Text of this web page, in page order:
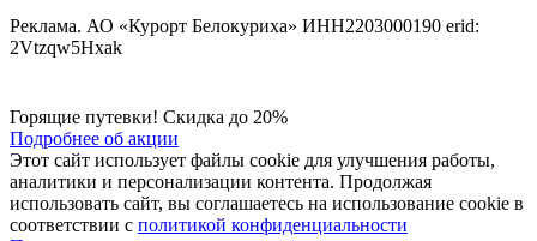
Реклама. АО «Курорт Белокуриха» ИНН2203000190 erid:
2Vtzqw5Hxak
Горящие путевки! Скидка до 20%
Подробнее об акции
Этот сайт использует файлы cookie для улучшения работы,
аналитики и персонализации контента. Продолжая
использовать сайт, вы соглашаетесь на использование cookie в
соответствии с политикой конфиденциальности